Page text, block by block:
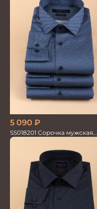
5 090 ₽
SS018201 Сорочка мужская
GROSTYLE PRIME